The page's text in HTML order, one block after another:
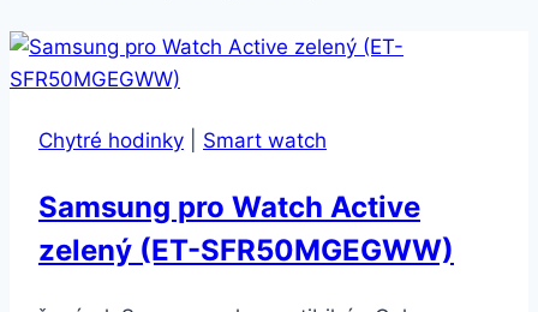
Chytré hodinky Smart watch
Samsung pro Watch Active
zelený (ET-SFR50MGEGWW)